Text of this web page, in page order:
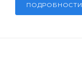
ПОДРОБНОСТИ